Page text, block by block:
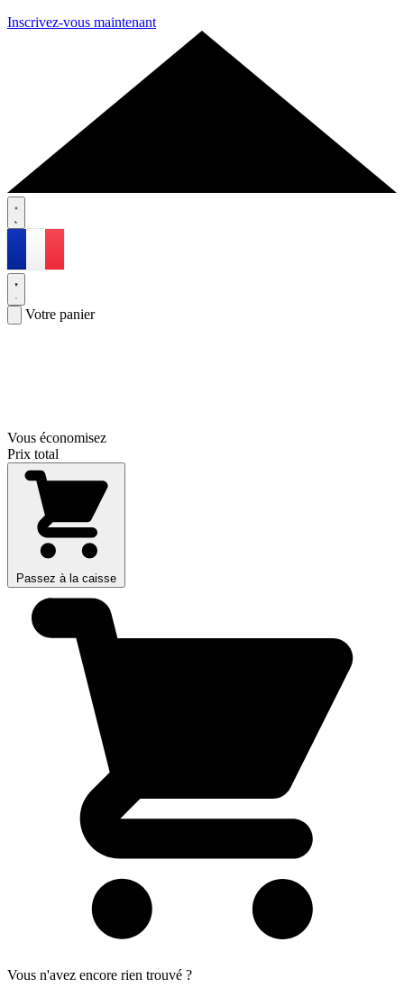
Inscrivez-vous maintenant
Votre panier
Vous économisez
Prix total
Passez à la caisse
Vous n'avez encore rien trouvé ?